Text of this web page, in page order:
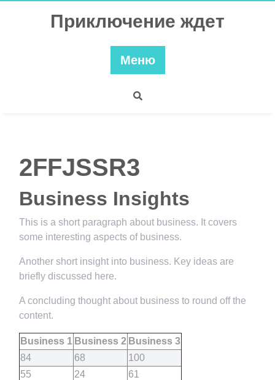
Приключение ждет
Меню
2FFJSSR3
Business Insights
This is a short paragraph about business. It covers
some interesting aspects of business.
Another short insight into business. Key ideas are
briefly discussed here.
A concluding thought about business to round off the
content.
Business 1 Business 2 Business 3
84
68
100
55
24 61